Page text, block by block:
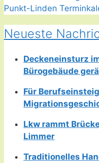
Neueste
Deckeneinsturz
Bürogebäude
Für
Lkw rammt
Limmer
Traditionelles